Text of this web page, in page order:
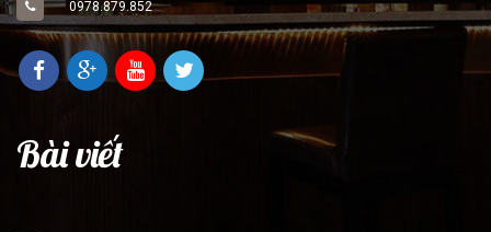
0978.879.852
Bài viết